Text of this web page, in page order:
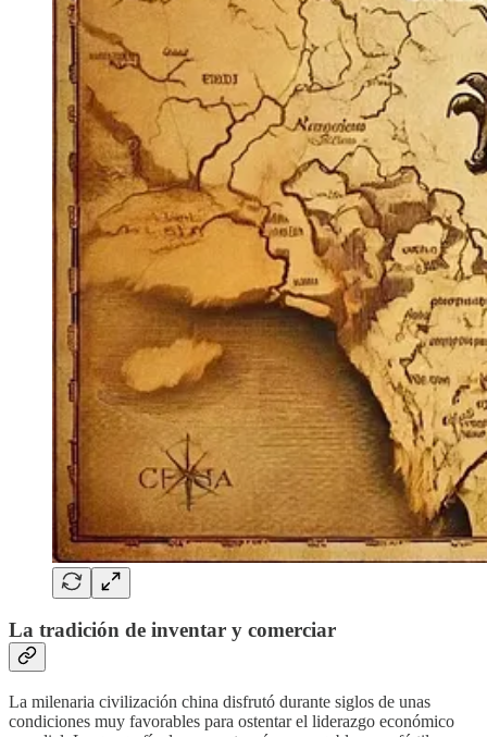
La tradición de inventar y comerciar
La milenaria civilización china disfrutó durante siglos de unas
condiciones muy favorables para ostentar el liderazgo económico